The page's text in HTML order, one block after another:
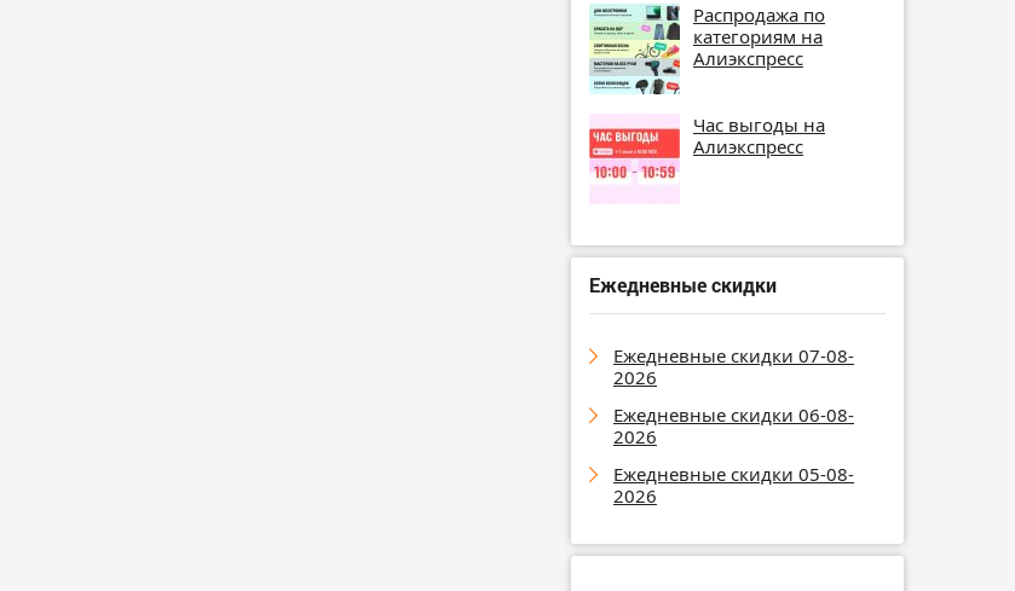
Распродажа по
категориям на
Алиэкспресс
Час выгоды на
Алиэкспресс
Ежедневные скидки
Ежедневные скидки 07-08-
2026
Ежедневные скидки 06-08-
2026
Ежедневные скидки 05-08-
2026